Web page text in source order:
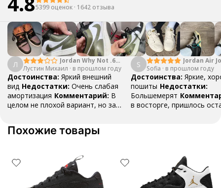
5399 оценок · 1642 отзыва
Л
Jordan Why Not .6
"Bright Crimson" PF
Лустин Михаил · в прошлом году
Достоинства: Яркий внешний
вид Недостатки: Очень слабая
амортизация Комментарий: В
целом не плохой вариант, но за
баскетбольных кроссовок
S
Jordan Air
Mid SE
Sofia · в прошлом году
Достоинства: Яркие,
пошиты Недостатки:
Большемерят
в восторге, пришлось
Похожие товары